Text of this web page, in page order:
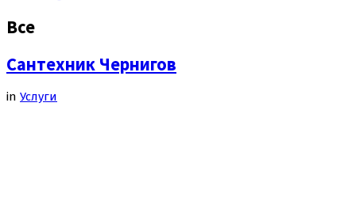
Все
Сантехник Чернигов
in Услуги